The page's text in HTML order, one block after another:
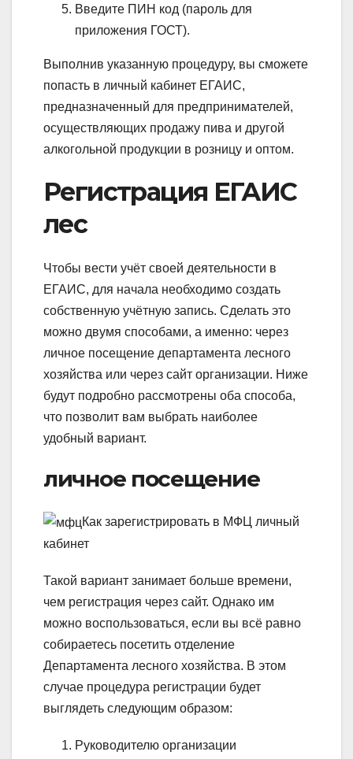
Введите ПИН код (пароль для
приложения ГОСТ).
Выполнив указанную процедуру, вы сможете
попасть в личный кабинет ЕГАИС,
предназначенный для предпринимателей,
осуществляющих продажу пива и другой
алкогольной продукции в розницу и оптом.
Регистрация ЕГАИС
лес
Чтобы вести учёт своей деятельности в
ЕГАИС, для начала необходимо создать
собственную учётную запись. Сделать это
можно двумя способами, а именно: через
личное посещение департамента лесного
хозяйства или через сайт организации. Ниже
будут подробно рассмотрены оба способа,
что позволит вам выбрать наиболее
удобный вариант.
личное посещение
Как зарегистрировать в МФЦ личный
кабинет
Такой вариант занимает больше времени,
чем регистрация через сайт. Однако им
можно воспользоваться, если вы всё равно
собираетесь посетить отделение
Департамента лесного хозяйства. В этом
случае процедура регистрации будет
выглядеть следующим образом:
Руководителю организации